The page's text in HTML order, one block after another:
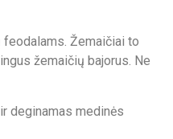
Žemaičiai to
žemaičių bajorus. Ne
deginamas medinės